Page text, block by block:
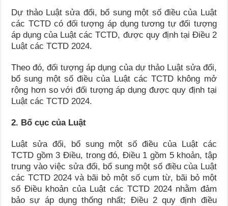
Dự thảo Luật sửa đổi, bổ sung một số điều của Luật
các TCTD có đối tượng áp dụng tương tự đối tượng
áp dụng của Luật các TCTD, được quy định tại Điều 2
Luật các TCTD 2024.
Theo đó, đối tượng áp dụng của dự thảo Luật sửa đổi,
bổ sung một số điều của Luật các TCTD không mở
rộng hơn so với đối tượng áp dụng được quy định tại
Luật các TCTD 2024.
2. Bố cục của Luật
Luật sửa đổi, bổ sung một số điều của Luật các
TCTD gồm 3 Điều, trong đó, Điều 1 gồm 5 khoản, tập
trung vào việc sửa đổi, bổ sung một số điều của Luật
các TCTD 2024 và bãi bỏ một số cụm từ, bãi bỏ một
số Điều khoản của Luật các TCTD 2024 nhằm đảm
bảo sự áp dụng thống nhất; Điều 2 quy định điều